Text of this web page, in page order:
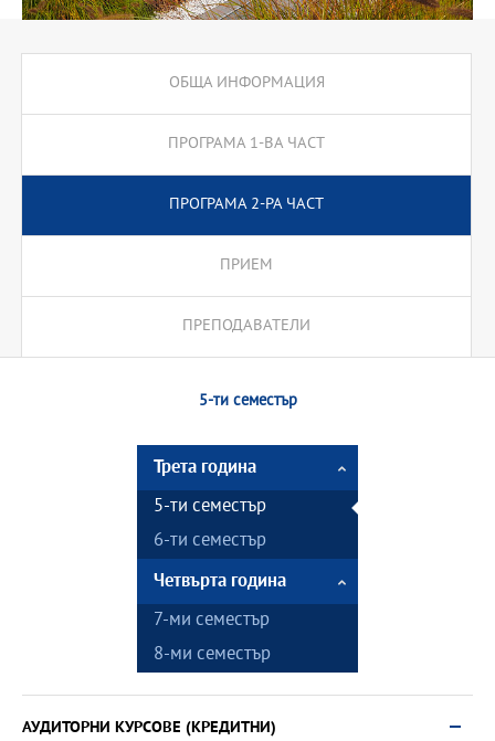
ОБЩА ИНФОРМАЦИЯ
ПРОГРАМА 1-ВА ЧАСТ
ПРОГРАМА 2-РА ЧАСТ
ПРИЕМ
ПРЕПОДАВАТЕЛИ
5-ти семестър
Трета година
5-ти семестър
6-ти семестър
Четвърта година
7-ми семестър
8-ми семестър
АУДИТОРНИ КУРСОВЕ (КРЕДИТНИ)